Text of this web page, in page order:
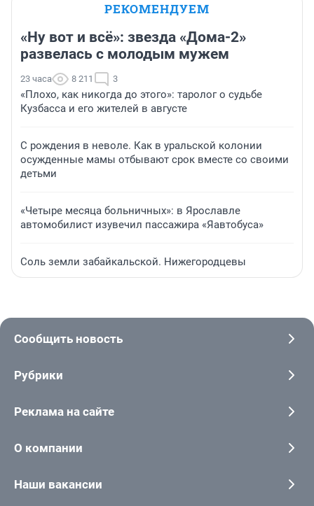
РЕКОМЕНДУЕМ
«Ну вот и всё»: звезда «Дома-2»
развелась с молодым мужем
23 часа 8 211 3
«Плохо, как никогда до этого»: таролог о судьбе
Кузбасса и его жителей в августе
С рождения в неволе. Как в уральской колонии
осужденные мамы отбывают срок вместе со своими
детьми
«Четыре месяца больничных»: в Ярославле
автомобилист изувечил пассажира «Яавтобуса»
Соль земли забайкальской. Нижегородцевы
Сообщить новость
Рубрики
Реклама на сайте
О компании
Наши вакансии